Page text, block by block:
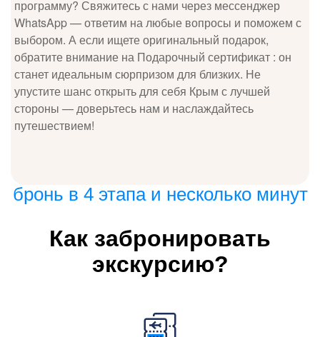
программу? Свяжитесь с нами через мессенджер
WhatsApp — ответим на любые вопросы и поможем с
выбором. А если ищете оригинальный подарок,
обратите внимание на Подарочный сертификат : он
станет идеальным сюрпризом для близких. Не
упустите шанс открыть для себя Крым с лучшей
стороны — доверьтесь нам и наслаждайтесь
путешествием!
бронь в 4 этапа и несколько минут
Как забронировать
экскурсию?